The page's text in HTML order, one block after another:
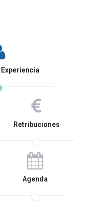
Retribuciones
Agenda